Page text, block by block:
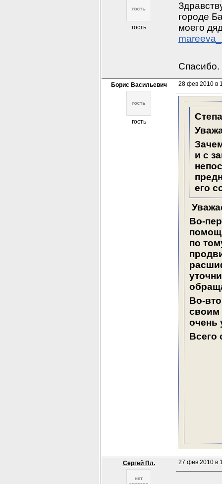
гость
городе
Спасибо.
Борис Васильевич
гость
28 фев 2010 в
и с
его
Во-
по
Во-
своим
очень
Всего
Сергей Пл. 27 фев 2010 в